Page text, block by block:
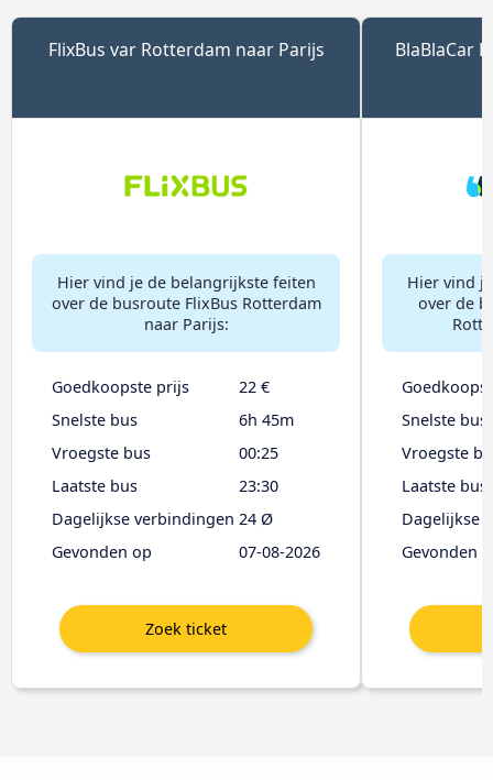
FlixBus var Rotterdam naar Parijs
Hier vind je de belangrijkste feiten
over de busroute FlixBus Rotterdam
naar Parijs:
Goedkoopste prijs
22 €
Snelste bus
6h 45m
Vroegste bus
00:25
Laatste bus
23:30
Dagelijkse verbindingen 24 Ø
Gevonden op
07-08-2026
BlaBlaCar
Hier vind
over de
Snelste bus
Vroegste
Laatste bus
Dagelijkse
Gevonden